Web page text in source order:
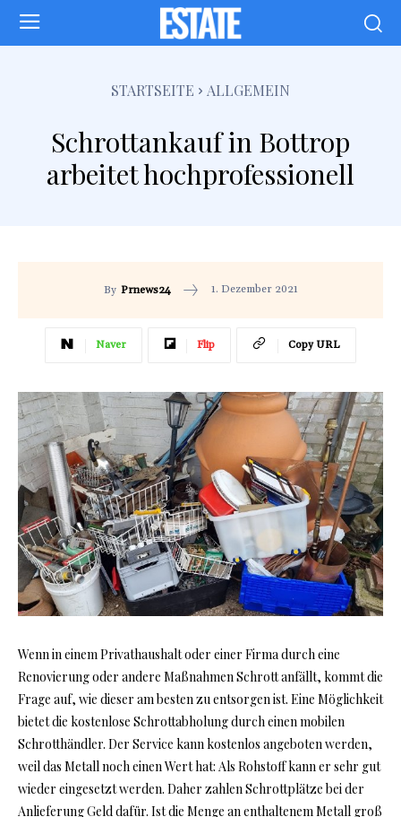
STARTSEITE ALLGEMEIN
Schrottankauf in Bottrop
arbeitet hochprofessionell
By Prnews24 1. Dezember 2021
Naver Flip Copy URL
Wenn in einem Privathaushalt oder einer Firma durch eine
Renovierung oder andere Maßnahmen Schrott anfällt, kommt die
Frage auf, wie dieser am besten zu entsorgen ist. Eine Möglichkeit
bietet die kostenlose Schrottabholung durch einen mobilen
Schrotthändler. Der Service kann kostenlos angeboten werden,
weil das Metall noch einen Wert hat: Als Rohstoff kann er sehr gut
wieder eingesetzt werden. Daher zahlen Schrottplätze bei der
Anlieferung Geld dafür. Ist die Menge an enthaltenem Metall groß